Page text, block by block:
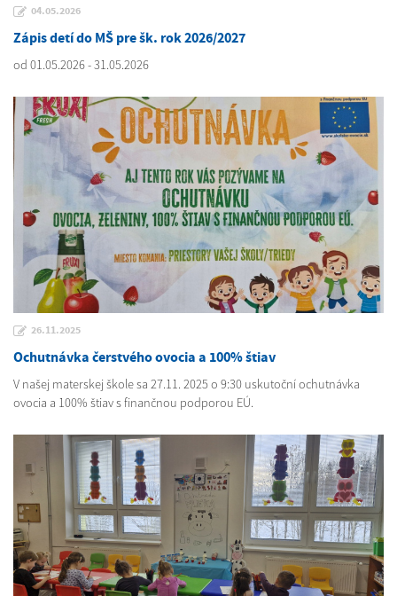
04.05.2026
Zápis detí do MŠ pre šk. rok 2026/2027
od 01.05.2026 - 31.05.2026
26.11.2025
Ochutnávka čerstvého ovocia a 100% štiav
V našej materskej škole sa 27.11. 2025 o 9:30 uskutoční ochutnávka
ovocia a 100% štiav s finančnou podporou EÚ.